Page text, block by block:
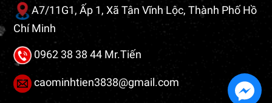
A7/11G1, Ấp 1, Xã Tân Vĩnh Lộc, Thành Phố Hồ
Chí Minh
0962 38 38 44 Mr.Tiến
caominhtien3838@gmail.com